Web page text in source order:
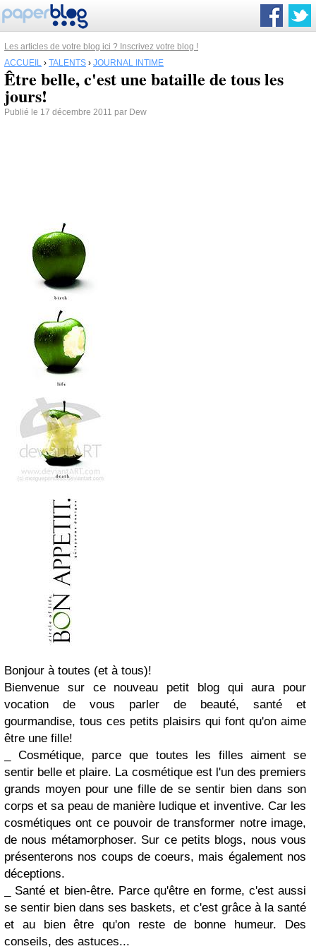
Les articles de votre blog ici ? Inscrivez votre blog !
ACCUEIL › TALENTS › JOURNAL INTIME
Être belle, c'est une bataille de tous les
jours!
Publié le 17 décembre 2011 par Dew
Bonjour à toutes (et à tous)!
Bienvenue sur ce nouveau petit blog qui aura pour
vocation de vous parler de beauté, santé et
gourmandise, tous ces petits plaisirs qui font qu'on aime
être une fille!
_ Cosmétique, parce que toutes les filles aiment se
sentir belle et plaire. La cosmétique est l'un des premiers
grands moyen pour une fille de se sentir bien dans son
corps et sa peau de manière ludique et inventive. Car les
cosmétiques ont ce pouvoir de transformer notre image,
de nous métamorphoser. Sur ce petits blogs, nous vous
présenterons nos coups de coeurs, mais également nos
déceptions.
_ Santé et bien-être. Parce qu'être en forme, c'est aussi
se sentir bien dans ses baskets, et c'est grâce à la santé
et au bien être qu'on reste de bonne humeur. Des
conseils, des astuces...